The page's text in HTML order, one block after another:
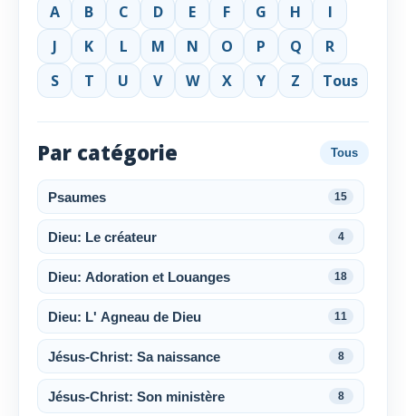
A B C D E F G H
I
J
K L M N O P Q
R
S
T U V W X Y Z Tous
Par catégorie Tous
Psaumes 15
Dieu: Le créateur 4
Dieu: Adoration et Louanges 18
Dieu: L' Agneau de Dieu 11
Jésus-Christ: Sa naissance 8
Jésus-Christ: Son ministère 8